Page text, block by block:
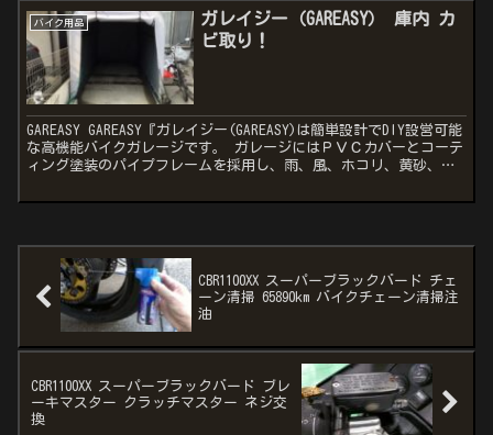
バイク用品
ガレイジー（GAREASY） 庫内 カ
ビ取り！
GAREASY GAREASY『ガレイジー(GAREASY)は簡単設計でDIY設営可能
な高機能バイクガレージです。 ガレージにはＰＶＣカバーとコーテ
ィング塗装のパイプフレームを採用し、雨、風、ホコリ、黄砂、紫
CBR1100XX スーパーブラックバード チェ
ーン清掃 65890km バイクチェーン清掃注
油
CBR1100XX スーパーブラックバード ブレ
ーキマスター クラッチマスター ネジ交
換